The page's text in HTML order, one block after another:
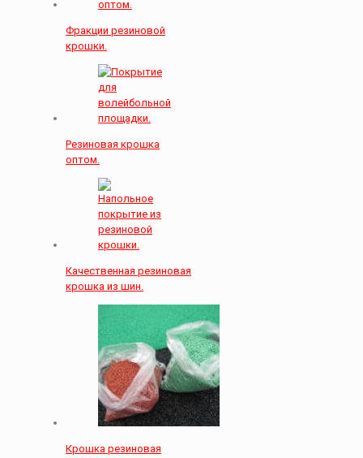
Фракции резиновой
крошки.
Резиновая крошка
оптом.
Качественная резиновая
крошка из шин.
Крошка резиновая